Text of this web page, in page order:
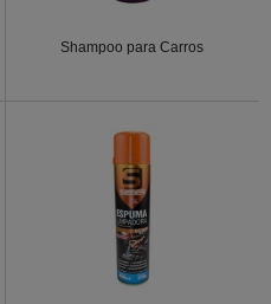
Shampoo para Carros